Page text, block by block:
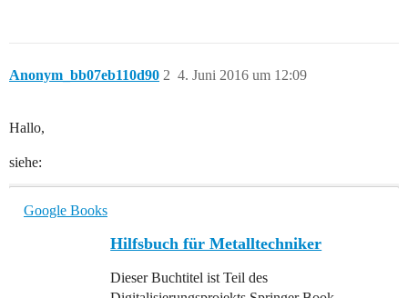
Anonym_bb07eb110d90 4. Juni 2016 um 12:09
2
Hallo,
siehe:
Google Books
Hilfsbuch für Metalltechniker
Dieser Buchtitel ist Teil des